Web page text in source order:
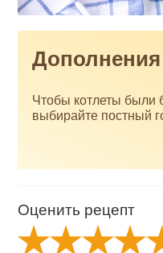
Дополнения
Чтобы котлеты были
выбирайте постный
Оценить рецепт